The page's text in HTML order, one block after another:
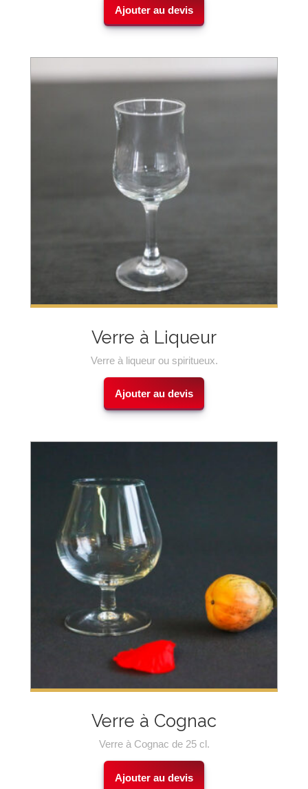
Ajouter au devis
Verre à Liqueur
Verre à liqueur ou spiritueux.
Ajouter au devis
Verre à Cognac
Verre à Cognac de 25 cl.
Ajouter au devis